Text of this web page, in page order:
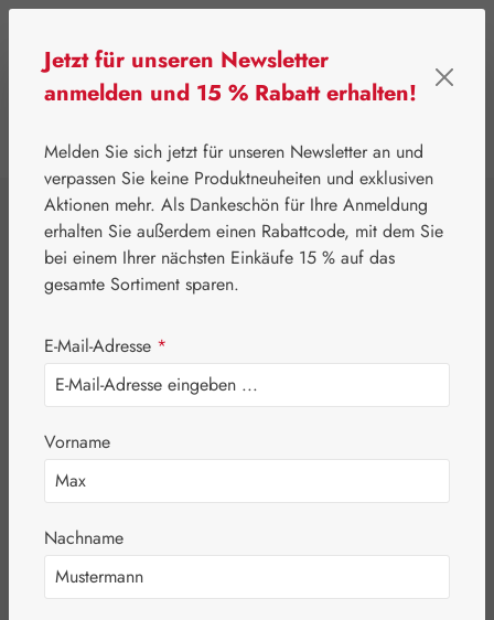
Pater Severin Naturprodukte Schönheit & Pflege
Salicylvaseline
20% Salbe
Bildergalerie überspringen
Jetzt für unseren Newsletter
anmelden und 15 % Rabatt erhalten!
Melden Sie sich jetzt für unseren Newsletter an und
verpassen Sie keine Produktneuheiten und exklusiven
Aktionen mehr. Als Dankeschön für Ihre Anmeldung
erhalten Sie außerdem einen Rabattcode, mit dem Sie
bei einem Ihrer nächsten Einkäufe 15 % auf das
gesamte Sortiment sparen.
E-Mail-Adresse *
Vorname
Nachname